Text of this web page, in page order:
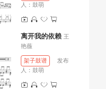
人： 鼓萌
离开我的依赖 王
艳薇
架子鼓谱
发布
人： 鼓萌